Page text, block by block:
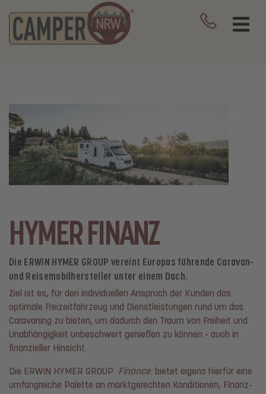
HYMER FINANZ
Die ERWIN HYMER GROUP vereint Europas führende Caravan-
und Reisemobilhersteller unter einem Dach.
Ziel ist es, für den individuellen Anspruch der Kunden das
optimale Freizeitfahrzeug und Dienstleistungen rund um das
Caravaning zu bieten, um dadurch den Traum von Freiheit und
Unabhängigkeit unbeschwert genießen zu können - auch in
finanzieller Hinsicht.
Die ERWIN HYMER GROUP Financebietet eigens hierfür eine
umfangreiche Palette an marktgerechten Konditionen, Finanz-